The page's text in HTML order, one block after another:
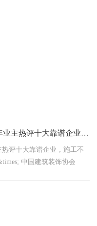
选对上海办公室装修公司！2026年业主热评十大靠谱企业，施工不增项！
评十大靠谱企业，施工不
中国建筑装饰协会